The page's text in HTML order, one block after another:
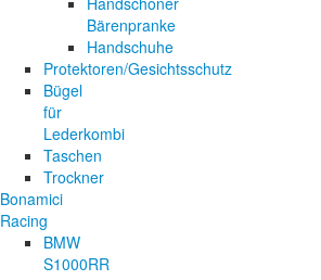
Bärenpranke
Handschuhe
Protektoren/Gesichtsschutz
Bügel
für
Lederkombi
Taschen
Trockner
Bonamici
Racing
BMW
S1000RR